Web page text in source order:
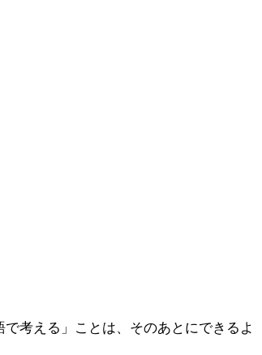
考える」ことは、そのあとにできるよ